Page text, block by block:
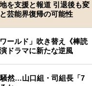
を支援と報道 引退後も変
芸能界復帰の可能性
ールド」吹き替え《棒読
ドラマに新たな逆風
然…山口組・司組長「7